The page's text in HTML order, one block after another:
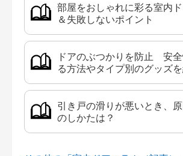
部屋をおしゃれに彩る室内
＆失敗しないポイント
ドアのぶつかりを防止 安
る方法やタイプ別のグッズ
引き戸の滑りが悪いとき、
のしかたは？